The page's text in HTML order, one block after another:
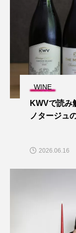
WINE
KWVで読み
ノタージュ
2026.06.16